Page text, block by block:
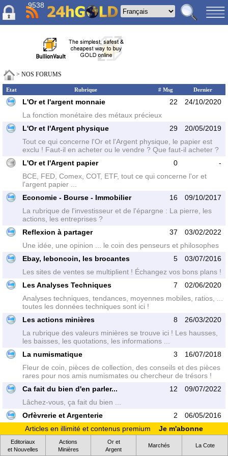
9538
> NOS FORUMS
Etat Rubrique # Msg Dernier
L'Or et l'argent monnaie 22
24/10/2020
La fonction monétaire des métaux précieux
L'Or et l'Argent physique
29
20/05/2019
Tout ce qui concerne l'Or et l'Argent physique, le papier est
exclu ! Faut-il en acheter ou le vendre ? Que faut-il acheter ?
L'Or et l'Argent papier
0
-
BCE, FED, Comex, COT, ETF, tout ce qui concerne l'or et
l'argent papier ...
Economie - Bourse - Immobilier
16
09/10/2017
La rubrique de l'investisseur et de l'épargne : La pierre, les
actions, les entreprises ?
Reflexion à partager
37
03/02/2022
Une idée, une opinion ... le coin des penseurs et philosophes
Ebay, leboncoin, les brocantes
5
03/07/2016
Les sites de ventes se multiplient ! Échangez vos bons plans !
Les Analyses Techniques
7
02/06/2020
Analyses techniques, tendances, moyennes mobiles, ratios, ...
toutes les données techniques sont ici !
Les actions minières
8
26/03/2020
La rubrique des valeurs minières se trouve ici ! Les hausses,
les baisses, les quotations, les informations ...
La numismatique
3
16/07/2018
Fleur de coin, pièces de collection, des conseils et des pièces
rares pour nos amis numismates ou chercheur de trésors !
Ca fait du bien d'en parler...
12
09/07/2022
Lâchez-vous, ça fait du bien ...
Orfèvrerie et Argenterie
2
06/05/2016
Les poinçons, les bijoux, le massif, l'art !
Annonces diverses
07/10/2020
Articles en illimité et contenus premium Je m'abonne
Editoriaux
et Nouvelles
Actions
Minières
Or et
Argent
Marchés La Cote